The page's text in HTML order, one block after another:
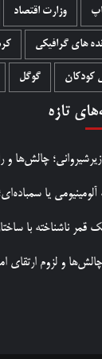
وزارت اقتصاد
های گرافیکی
کودکان گوگل
تازه
چالش‌ها و
آلومینیومی یا
ناشناخته با
و لزوم ارتقای